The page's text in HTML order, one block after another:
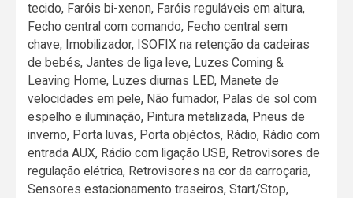
tecido, Faróis bi-xenon, Faróis reguláveis em altura,
Fecho central com comando, Fecho central sem
chave, Imobilizador, ISOFIX na retenção da cadeiras
de bebés, Jantes de liga leve, Luzes Coming &
Leaving Home, Luzes diurnas LED, Manete de
velocidades em pele, Não fumador, Palas de sol com
espelho e iluminação, Pintura metalizada, Pneus de
inverno, Porta luvas, Porta objéctos, Rádio, Rádio com
entrada AUX, Rádio com ligação USB, Retrovisores de
regulação elétrica, Retrovisores na cor da carroçaria,
Sensores estacionamento traseiros, Start/Stop,